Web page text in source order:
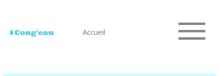
Accueil